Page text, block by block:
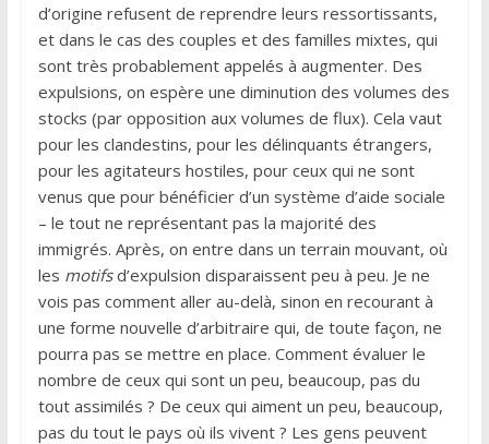
d’origine refusent de reprendre leurs ressortissants,
et dans le cas des couples et des familles mixtes, qui
sont très probablement appelés à augmenter. Des
expulsions, on espère une diminution des volumes des
stocks (par opposition aux volumes de flux). Cela vaut
pour les clandestins, pour les délinquants étrangers,
pour les agitateurs hostiles, pour ceux qui ne sont
venus que pour bénéficier d’un système d’aide sociale
– le tout ne représentant pas la majorité des
immigrés. Après, on entre dans un terrain mouvant, où
les motifsd’expulsion disparaissent peu à peu. Je ne
vois pas comment aller au-delà, sinon en recourant à
une forme nouvelle d’arbitraire qui, de toute façon, ne
pourra pas se mettre en place. Comment évaluer le
nombre de ceux qui sont un peu, beaucoup, pas du
tout assimilés ? De ceux qui aiment un peu, beaucoup,
pas du tout le pays où ils vivent ? Les gens peuvent